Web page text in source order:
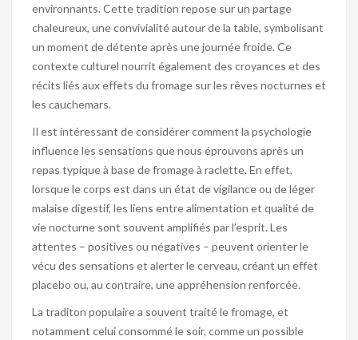
environnants. Cette tradition repose sur un partage
chaleureux, une convivialité autour de la table, symbolisant
un moment de détente après une journée froide. Ce
contexte culturel nourrit également des croyances et des
récits liés aux effets du fromage sur les rêves nocturnes et
les cauchemars.
Il est intéressant de considérer comment la psychologie
influence les sensations que nous éprouvons après un
repas typique à base de fromage à raclette. En effet,
lorsque le corps est dans un état de vigilance ou de léger
malaise digestif, les liens entre alimentation et qualité de
vie nocturne sont souvent amplifiés par l’esprit. Les
attentes – positives ou négatives – peuvent orienter le
vécu des sensations et alerter le cerveau, créant un effet
placebo ou, au contraire, une appréhension renforcée.
La traditon populaire a souvent traité le fromage, et
notamment celui consommé le soir, comme un possible